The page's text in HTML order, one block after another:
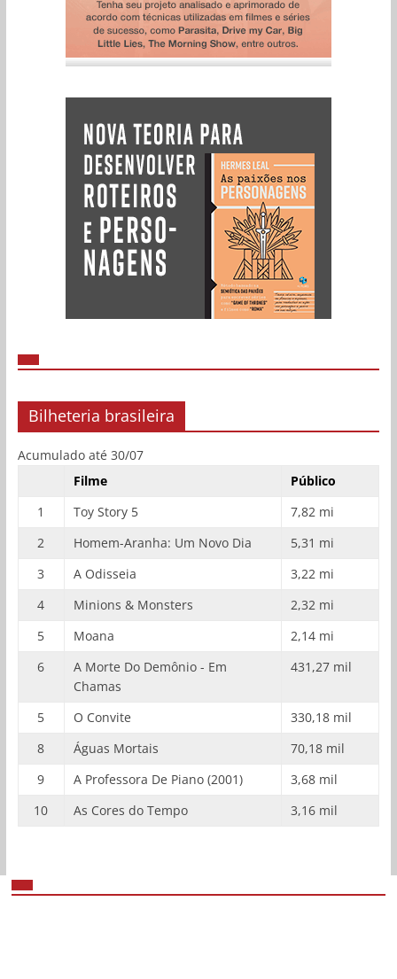
Bilheteria brasileira
Acumulado até 30/07
Filme
Público
1
Toy Story 5
7,82 mi
2
Homem-Aranha: Um Novo Dia
5,31 mi
3
A Odisseia
3,22 mi
4
Minions & Monsters
2,32 mi
5
Moana
2,14 mi
6
A Morte Do Demônio - Em
Chamas
431,27 mil
5 O Convite
330,18 mil
8
Águas Mortais
70,18 mil
9
A Professora De Piano (2001)
3,68 mil
10
As Cores do Tempo 3,16 mil